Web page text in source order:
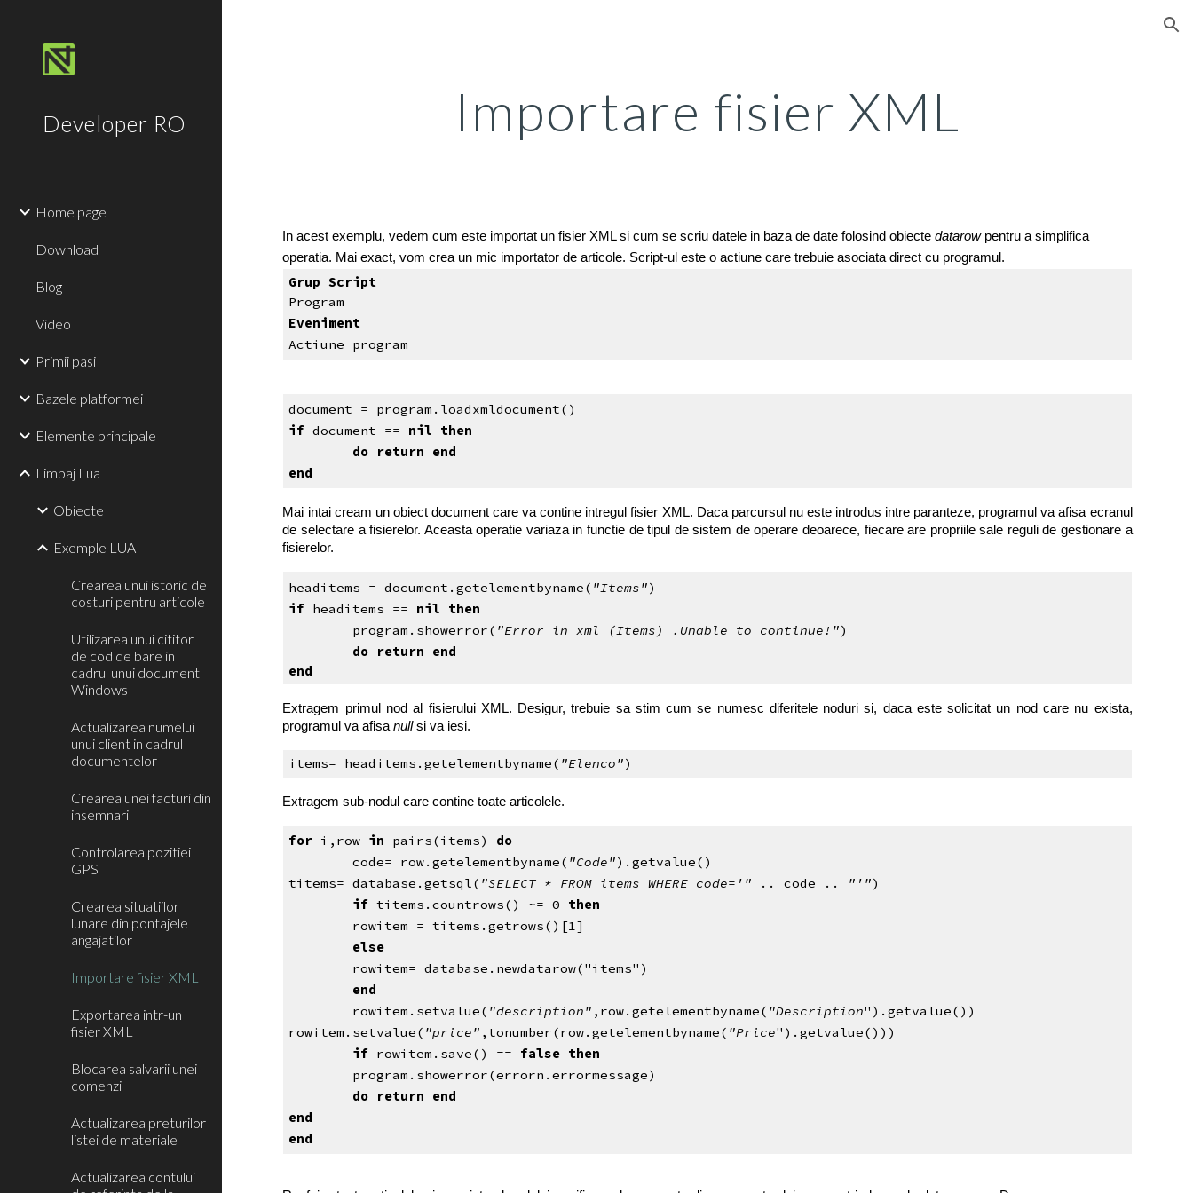
Developer RO
Home page
Download
Blog
Video
Primii pasi
Bazele platformei
Elemente principale
Limbaj Lua
Obiecte
Exemple LUA
Crearea unui istoric de
costuri pentru articole
Utilizarea unui cititor
de cod de bare in
cadrul unui document
Windows
Actualizarea numelui
unui client in cadrul
documentelor
Crearea unei facturi din
insemnari
Controlarea pozitiei
GPS
Crearea situatiilor
lunare din pontajele
angajatilor
Importare fisier XML
Exportarea intr-un
fisier XML
Blocarea salvarii unei
comenzi
Actualizarea preturilor
listei de materiale
Actualizarea contului
Importare fisier XML
In acest exemplu, vedem cum este importat un fisier XML si cum se scriu datele in baza de date folosind obiecte datarow pentru a simplifica
operatia. Mai exact, vom crea un mic importator de articole. Script-ul este o actiune care trebuie asociata direct cu programul.
Grup Script
Program
Eveniment
Actiune program
document = program.loadxmldocument()
if document == nil
then
do return end
end
Mai intai cream un obiect document care va contine intregul fisier XML. Daca parcursul nu este introdus intre paranteze, programul va afisa ecranul
de selectare a fisierelor. Aceasta operatie variaza in functie de tipul de sistem de operare deoarece, fiecare are propriile sale reguli de gestionare a
fisierelor.
headitems = document.getelementbyname( "Items")
if headitems == nil then
program.showerror( "Error in xml (Items) .Unable to continue!")
do return end
end
Extragem primul nod al fisierului XML. Desigur, trebuie sa stim cum se numesc diferitele noduri si, daca este solicitat un nod care nu exista,
programul va afisanullsi va iesi.
items= headitems.getelementbyname( "Elenco")
Extragem sub-nodul care contine toate articolele.
fori,row in pairs(items) do
code= row.getelementbyname( "Code").getvalue()
titems= database.getsql( "SELECT * FROM items WHERE code='" .. code .. "'")
iftitems.countrows() ~= 0 then
rowitem = titems.getrows()[1]
else
rowitem= database.newdatarow("items")
end
rowitem.setvalue( "description" ,row.getelementbyname( "Description").getvalue())
rowitem.setvalue( "price" ,tonumber(row.getelementbyname( "Price").getvalue()))
ifrowitem.save() == false then
program.showerror(errorn.errormessage)
do return end
end
end